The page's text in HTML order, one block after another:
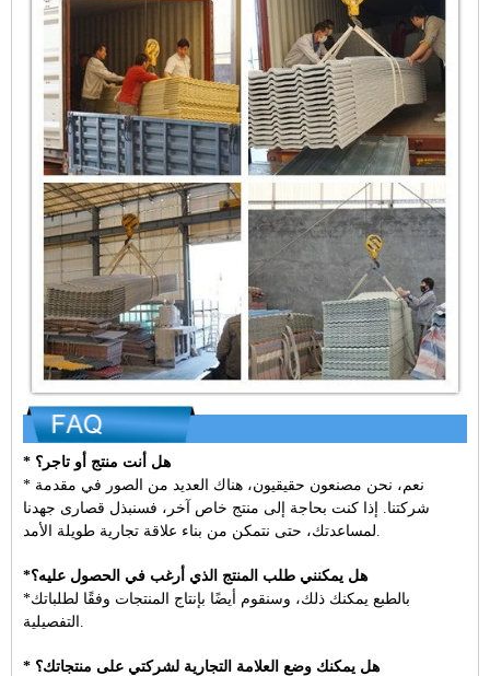
* هل أنت منتج أو تاجر؟
* نعم، نحن مصنعون حقيقيون، هناك العديد من الصور في مقدمة
شركتنا. إذا كنت بحاجة إلى منتج خاص آخر، فسنبذل قصارى جهدنا
*هل يمكنني طلب المنتج الذي أرغب في الحصول عليه؟
*بالطبع يمكنك ذلك، وسنقوم أيضًا بإنتاج المنتجات وفقًا لطلباتك
* هل يمكنك وضع العلامة التجارية لشركتي على منتجاتك؟